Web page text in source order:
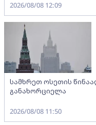
2026/08/08 12:09
სამხრეთ ოსეთის
განახორციელა
2026/08/08 11:50